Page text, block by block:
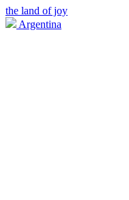
the land of joy
Argentina